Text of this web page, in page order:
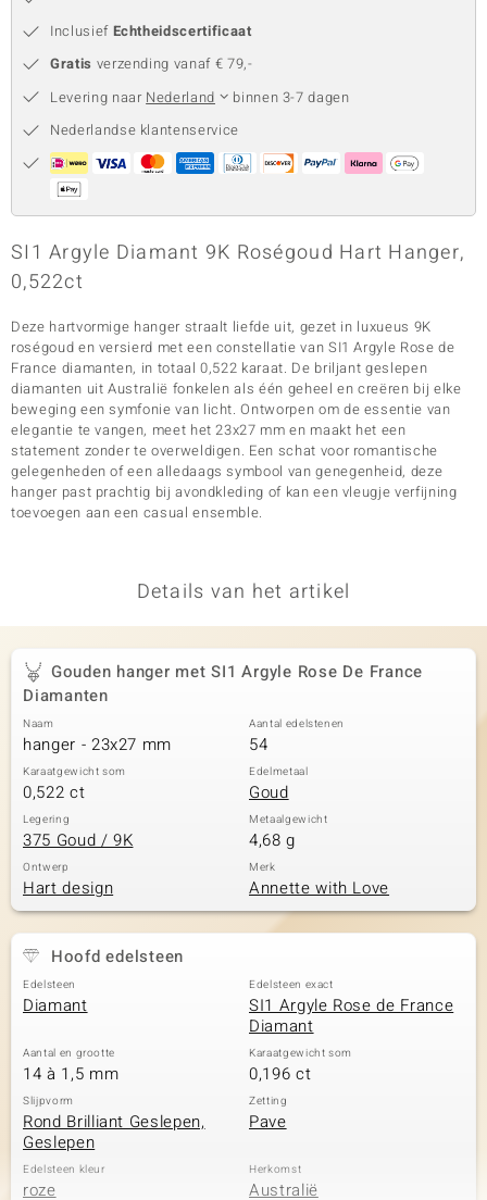
Inclusief Echtheidscertificaat
Gratis verzending vanaf € 79,-
Levering naar Nederland
binnen 3-7 dagen
Nederlandse klantenservice
SI1 Argyle Diamant 9K Roségoud Hart Hanger,
0,522ct
Deze hartvormige hanger straalt liefde uit, gezet in luxueus 9K
roségoud en versierd met een constellatie van SI1 Argyle Rose de
France diamanten, in totaal 0,522 karaat. De briljant geslepen
diamanten uit Australië fonkelen als één geheel en creëren bij elke
beweging een symfonie van licht. Ontworpen om de essentie van
elegantie te vangen, meet het 23x27 mm en maakt het een
statement zonder te overweldigen. Een schat voor romantische
gelegenheden of een alledaags symbool van genegenheid, deze
hanger past prachtig bij avondkleding of kan een vleugje verfijning
toevoegen aan een casual ensemble.
Details van het artikel
Gouden hanger met SI1 Argyle Rose De France
Diamanten
Naam
hanger - 23x27 mm
Aantal edelstenen
54
Karaatgewicht som
0,522 ct
Edelmetaal
Goud
Legering
375 Goud / 9K
Metaalgewicht
4,68 g
Ontwerp
Hart design
Merk
Annette with Love
Hoofd edelsteen
Edelsteen
Diamant
Edelsteen exact
SI1 Argyle Rose de France
Diamant
Aantal en grootte
14 à 1,5 mm
Karaatgewicht som
0,196 ct
Slijpvorm
Rond Brilliant Geslepen,
Geslepen
Zetting
Pave
Edelsteen kleur
roze
Herkomst
Australië